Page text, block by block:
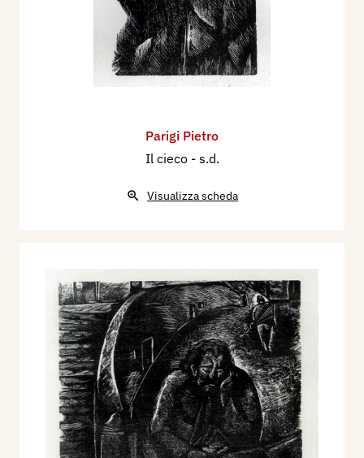
Parigi Pietro
Il cieco - s.d.
Visualizza scheda